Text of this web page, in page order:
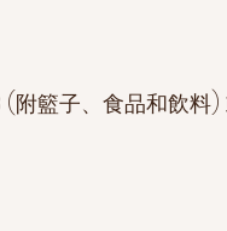
附籃子、食品和飲料